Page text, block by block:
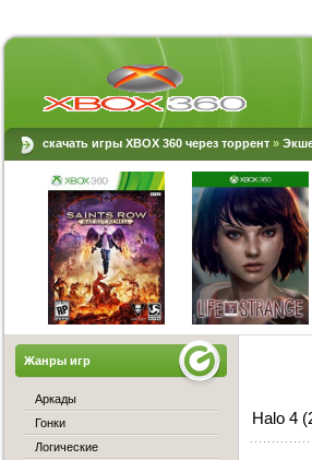
скачать игры XBOX 360 через торрент »
Halo 4
Жанры игр
Аркады
Гонки
Логические